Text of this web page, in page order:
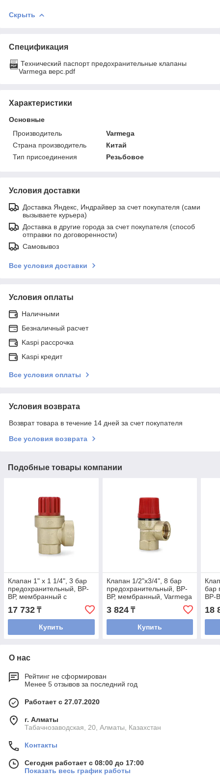
Скрыть
Спецификация
Технический паспорт предохранительные клапаны
Varmega верс.pdf
Характеристики
Основные
Производитель
Varmega
Страна производитель
Китай
Тип присоединения
Резьбовое
Условия доставки
Доставка Яндекс, Индрайвер за счет покупателя (сами
вызываете курьера)
Доставка в другие города за счет покупателя (способ
отправки по договоренности)
Самовывоз
Все условия доставки
Условия оплаты
Наличными
Безналичный расчет
Kaspi рассрочка
Kaspi кредит
Все условия оплаты
Условия возврата
Возврат товара в течение 14 дней за счет покупателя
Все условия возврата
Подобные товары компании
Клапан 1" х 1 1/4", 3 бар
предохранительный, ВР-
ВР, мембранный с
манометром, Varmega
17 732 ₸
Купить
Клапан 1/2"х3/4", 8 бар
предохранительный, ВР-
ВР, мембранный, Varmega
3 824₸
Купить
бар
ВР-
18
О нас
Рейтинг не сформирован
Менее 5 отзывов за последний год
Работает с 27.07.2020
г. Алматы
Табачнозаводская, 20, Алматы, Казахстан
Контакты
Сегодня работает с 08:00 до 17:00
Показать весь график работы